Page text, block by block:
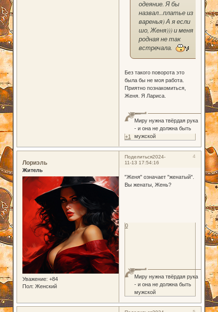
одеяние. Я бы
назвал...платье из
варенья) А я если
шо, Женя))) и меня
родная не так
встречала.
Без такого поворота это
была бы не моя работа.
Приятно познакомиться,
Женя. Я Лариса.
Миру нужна твёрдая рука
- и она не должна быть
мужской
+1
Поделиться 4
2024-
11-13 17:54:16
Лориэль
Житель
Уважение: +84
Пол: Женский
"Женя" означает "женатый".
Вы женаты, Жень?
Миру нужна твёрдая рука
- и она не должна быть
мужской
0